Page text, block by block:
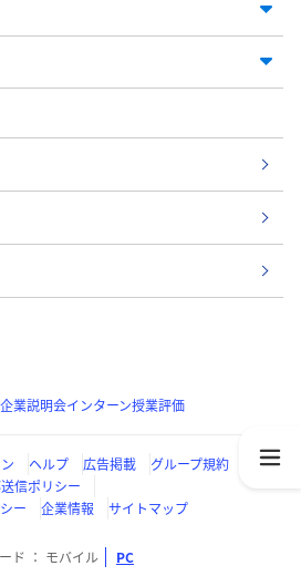
業説明会インターン授業評価
ヘルプ 広告掲載
グループ規約
信ポリシー
ー
企業情報 サイトマップ
ド モバイル PC